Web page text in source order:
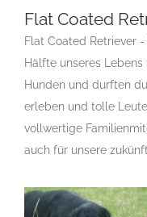
Flat Coated
F Gruppe 8
Züchter
Flatcoated Retriever
Flat Coated
Flat Coated Retriever
Hälfte unseres
Hunden und durften
erleben und tolle
vollwertige
auch für unsere